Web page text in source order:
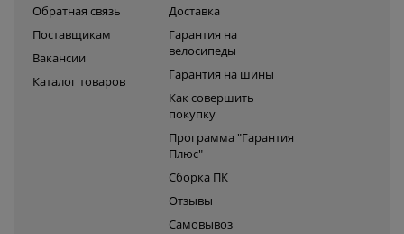
Обратная связь
Поставщикам
Вакансии
Каталог товаров
Доставка
Гарантия на
велосипеды
Гарантия на шины
Как совершить
покупку
Программа "Гарантия
Плюс"
Сборка ПК
Отзывы
Самовывоз